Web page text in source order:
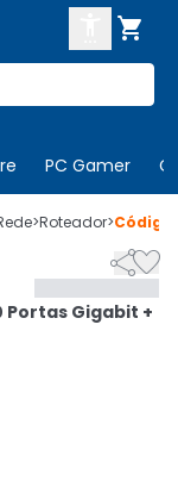

PC Gamer
>Roteador>Código

Portas Gigabit +